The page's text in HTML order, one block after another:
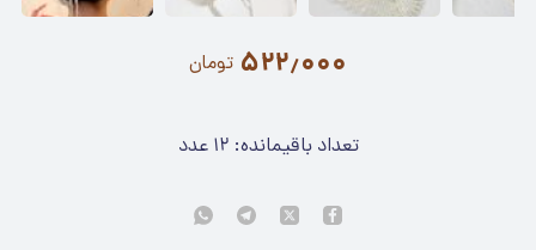
۵۲۲٫۰۰۰ تومان
تعداد باقیمانده: ۱۲ عدد